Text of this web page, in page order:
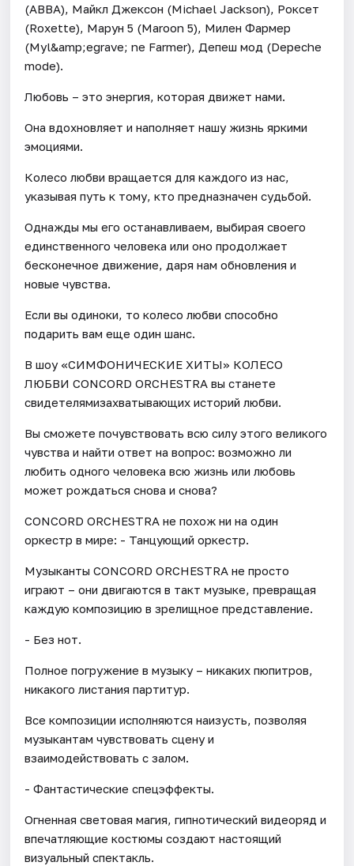
(ABBA), Майкл Джексон (Michael Jackson), Роксет
(Roxette), Марун 5 (Maroon 5), Милен Фармер
(Myl&amp;egrave; ne Farmer), Депеш мод (Depeche
mode).
Любовь – это энергия, которая движет нами.
Она вдохновляет и наполняет нашу жизнь яркими
эмоциями.
Колесо любви вращается для каждого из нас,
указывая путь к тому, кто предназначен судьбой.
Однажды мы его останавливаем, выбирая своего
единственного человека или оно продолжает
бесконечное движение, даря нам обновления и
новые чувства.
Если вы одиноки, то колесо любви способно
подарить вам еще один шанс.
В шоу «СИМФОНИЧЕСКИЕ ХИТЫ» КОЛЕСО
ЛЮБВИ CONCORD ORCHESTRA вы станете
свидетелямизахватывающих историй любви.
Вы сможете почувствовать всю силу этого великого
чувства и найти ответ на вопрос: возможно ли
любить одного человека всю жизнь или любовь
может рождаться снова и снова?
CONCORD ORCHESTRA не похож ни на один
оркестр в мире: - Танцующий оркестр.
Музыканты CONCORD ORCHESTRA не просто
играют – они двигаются в такт музыке, превращая
каждую композицию в зрелищное представление.
- Без нот.
Полное погружение в музыку – никаких пюпитров,
никакого листания партитур.
Все композиции исполняются наизусть, позволяя
музыкантам чувствовать сцену и
взаимодействовать с залом.
- Фантастические спецэффекты.
Огненная световая магия, гипнотический видеоряд и
впечатляющие костюмы создают настоящий
визуальный спектакль.